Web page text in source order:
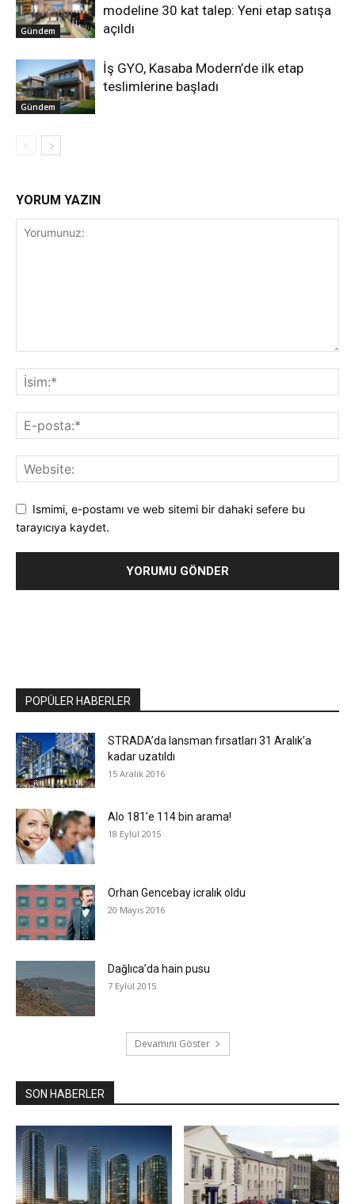
Gündem
modeline 30 kat talep: Yeni etap satışa
açıldı
Gündem
İş GYO, Kasaba Modern’de ilk etap
teslimlerine başladı
YORUM YAZIN
Ismimi, e-postamı ve web sitemi bir dahaki sefere bu
tarayıcıya kaydet.
POPÜLER HABERLER
STRADA’da lansman fırsatları 31 Aralık’a
kadar uzatıldı
15 Aralık 2016
Alo 181’e 114 bin arama!
18 Eylül 2015
Orhan Gencebay icralık oldu
20 Mayıs 2016
Dağlıca’da hain pusu
7 Eylül 2015
Devamını Göster
SON HABERLER